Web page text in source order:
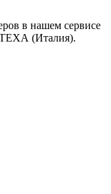
в нашем сервисе
ТЕХА (Италия).